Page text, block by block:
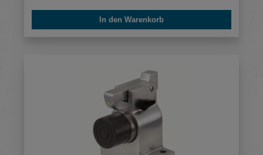
In den Warenkorb